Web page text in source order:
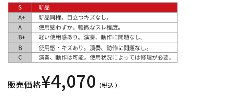
中古
販売価格¥4,070 （税込）